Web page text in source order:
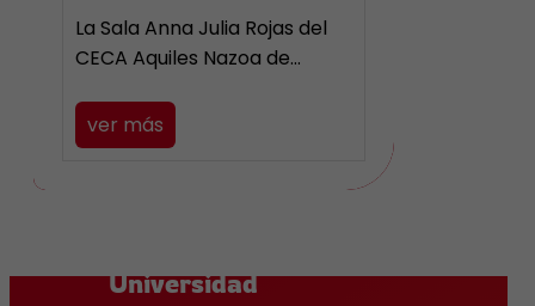
La Sala Anna Julia Rojas del
CECA Aquiles Nazoa de…
ver más
Universidad